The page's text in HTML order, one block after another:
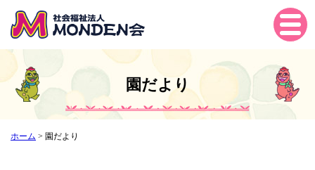
Tog
gle
gati
on
園だより
ホーム > 園だより